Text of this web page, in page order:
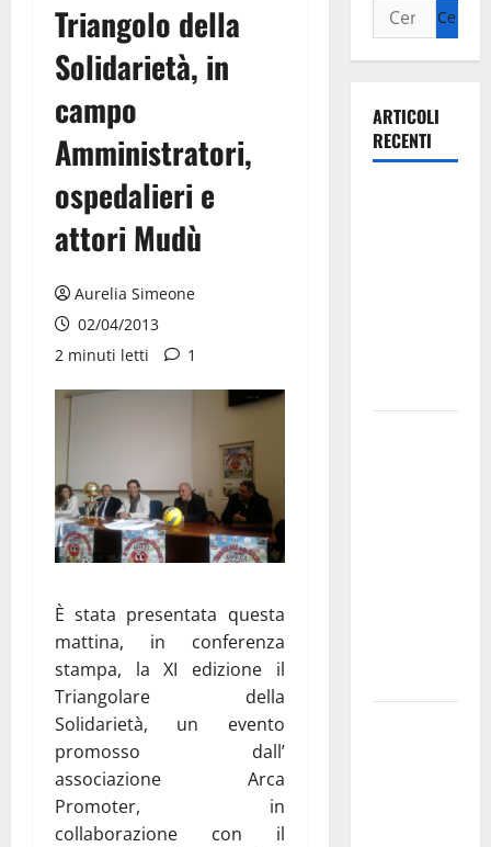
Triangolo della
Solidarietà, in
campo
Amministratori,
ospedalieri e
attori Mudù
Aurelia Simeone
02/04/2013
2 minuti letti
1
È stata presentata questa
mattina, in conferenza
stampa, la XI edizione il
Triangolare della
Solidarietà, un evento
promosso dall’
associazione Arca
Promoter, in
collaborazione con il
ARTICOLI
RECENTI